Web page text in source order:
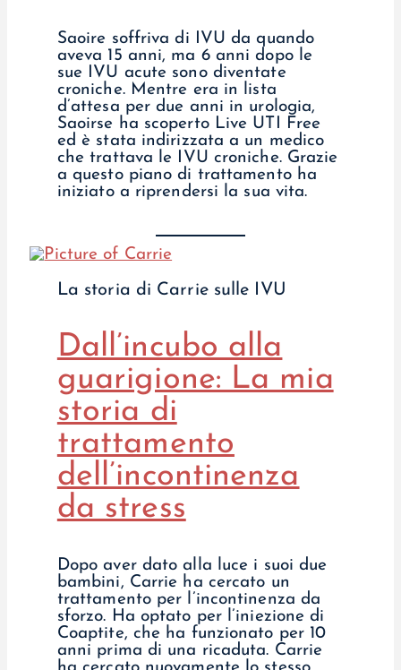
Saoire soffriva di IVU da quando
aveva 15 anni, ma 6 anni dopo le
sue IVU acute sono diventate
croniche. Mentre era in lista
d’attesa per due anni in urologia,
Saoirse ha scoperto Live UTI Free
ed è stata indirizzata a un medico
che trattava le IVU croniche. Grazie
a questo piano di trattamento ha
iniziato a riprendersi la sua vita.
La storia di Carrie sulle IVU
Dall’incubo alla
guarigione: La mia
storia di
trattamento
dell’incontinenza
da stress
Dopo aver dato alla luce i suoi due
bambini, Carrie ha cercato un
trattamento per l’incontinenza da
sforzo. Ha optato per l’iniezione di
Coaptite, che ha funzionato per 10
anni prima di una ricaduta. Carrie